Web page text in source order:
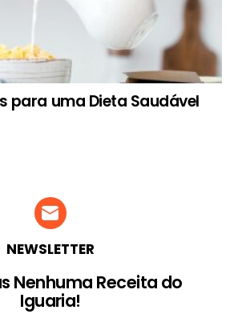
para uma Dieta Saudável
NEWSLETTER
Nenhuma Receita do
Iguaria!